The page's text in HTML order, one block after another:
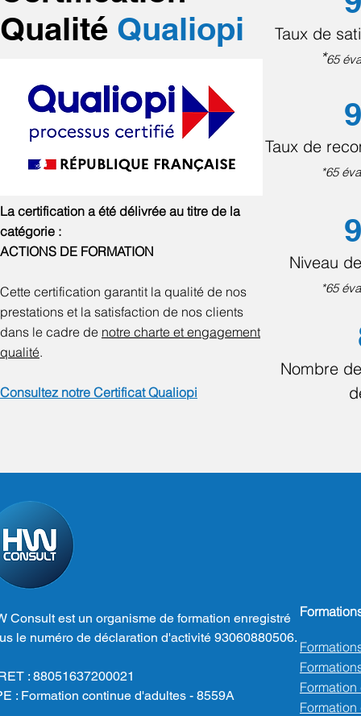
Qualité Qualiopi
La certification a été délivrée au titre de la
catégorie :
ACTIONS DE FORMATION
Cette certification garantit la qualité de nos
prestations et la satisfaction de nos clients
dans le cadre de notre charte et engagement
qualité.
Consultez notre Certificat Qualiopi
Taux de
*65
Taux de
*65
Niveau
*65
Nombre
Consult est un organisme de formation enregistré
le numéro de déclaration d'activité 93060880506.
: 88051637200021
: Formation continue d'adultes - 8559A